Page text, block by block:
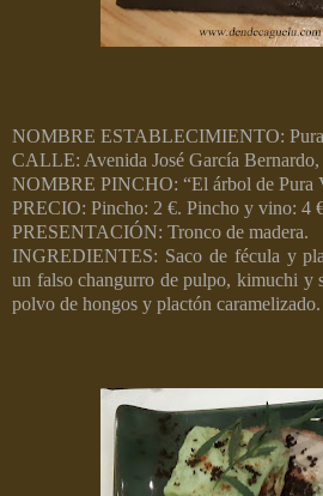
NOMBRE ESTABLECIMIENTO:
CALLE: Avenida José García Bernardo,
NOMBRE PINCHO: “El árbol de Pura
PRECIO: Pincho: 2 €. Pincho y vino: 4
PRESENTACIÓN: Tronco de madera.
INGREDIENTES: Saco de fécula y
un falso changurro de pulpo, kimuchi y
polvo de hongos y plactón caramelizado.